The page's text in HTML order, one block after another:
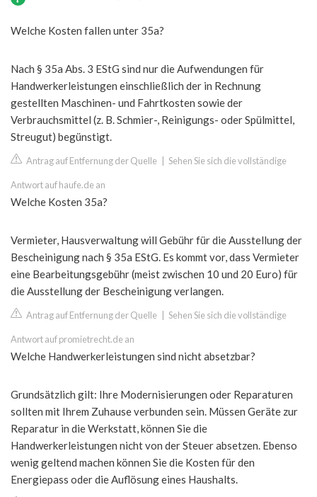
Welche Kosten fallen unter 35a?
Nach § 35a Abs. 3 EStG sind nur die Aufwendungen für
Handwerkerleistungen einschließlich der in Rechnung
gestellten Maschinen- und Fahrtkosten sowie der
Verbrauchsmittel (z. B. Schmier-, Reinigungs- oder Spülmittel,
Streugut) begünstigt.
Antrag auf Entfernung der Quelle Sehen Sie sich die vollständige
Antwort auf haufe.de an
Welche Kosten 35a?
Vermieter, Hausverwaltung will Gebühr für die Ausstellung der
Bescheinigung nach § 35a EStG. Es kommt vor, dass Vermieter
eine Bearbeitungsgebühr (meist zwischen 10 und 20 Euro) für
die Ausstellung der Bescheinigung verlangen.
Antrag auf Entfernung der Quelle Sehen Sie sich die vollständige
Antwort auf promietrecht.de an
Welche Handwerkerleistungen sind nicht absetzbar?
Grundsätzlich gilt: Ihre Modernisierungen oder Reparaturen
sollten mit Ihrem Zuhause verbunden sein. Müssen Geräte zur
Reparatur in die Werkstatt, können Sie die
Handwerkerleistungen nicht von der Steuer absetzen. Ebenso
wenig geltend machen können Sie die Kosten für den
Energiepass oder die Auflösung eines Haushalts.